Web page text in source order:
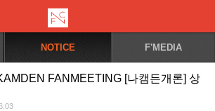
NOTICE F'MEDIA
FANMEETING [나캠든개론] 상